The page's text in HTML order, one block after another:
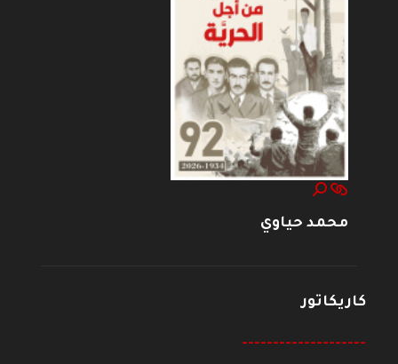
محمد حياوي
كاريكاتور
--------------------